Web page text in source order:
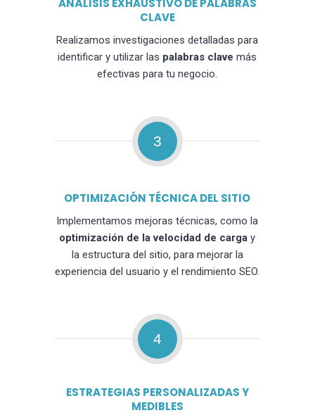
ANÁLISIS EXHAUSTIVO DE PALABRAS
CLAVE
Realizamos investigaciones detalladas para
identificar y utilizar las palabras clave más
efectivas para tu negocio.
3
OPTIMIZACIÓN TÉCNICA DEL SITIO
Implementamos mejoras técnicas, como la
optimización de la velocidad de carga y
la estructura del sitio, para mejorar la
experiencia del usuario y el rendimiento SEO.
4
ESTRATEGIAS PERSONALIZADAS Y
MEDIBLES